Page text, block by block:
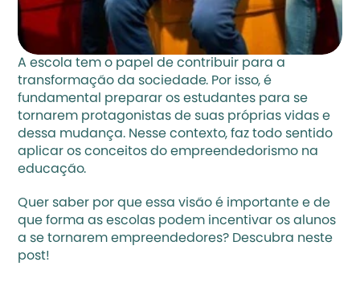
A escola tem o papel de contribuir para a
transformação da sociedade. Por isso, é
fundamental preparar os estudantes para se
tornarem protagonistas de suas próprias vidas e
dessa mudança. Nesse contexto, faz todo sentido
aplicar os conceitos do empreendedorismo na
educação.
Quer saber por que essa visão é importante e de
que forma as escolas podem incentivar os alunos
a se tornarem empreendedores? Descubra neste
post!